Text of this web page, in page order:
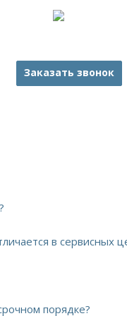
Заказать звонок
в сервисных
порядке?